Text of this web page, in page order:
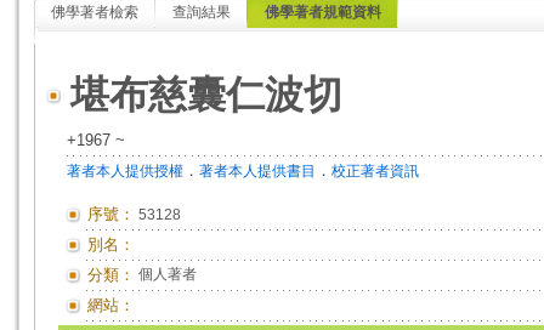
佛學著者檢索 查詢結果 佛學著者規範資料
堪布慈囊仁波切
+1967 ~
著者本人提供授權 ． 著者本人提供書目 ． 校正著者資訊
序號： 53128
別名：
分類： 個人著者
網站：